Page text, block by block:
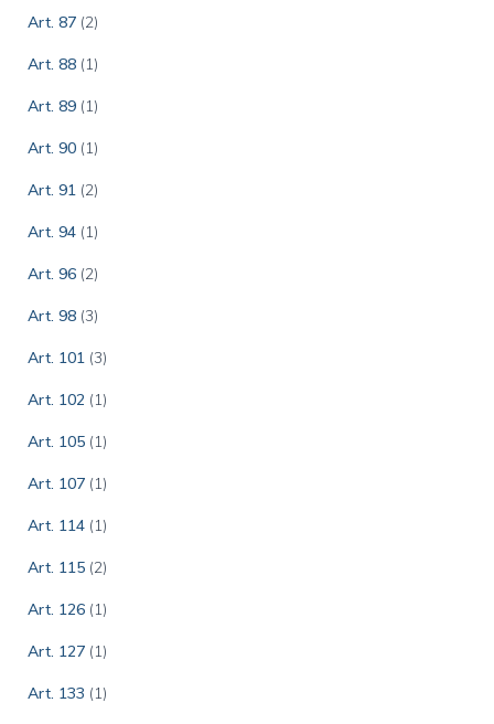
Art. 87 (2)
Art. 88 (1)
Art. 89 (1)
Art. 90 (1)
Art. 91 (2)
Art. 94 (1)
Art. 96 (2)
Art. 98 (3)
Art. 101 (3)
Art. 102 (1)
Art. 105 (1)
Art. 107 (1)
Art. 114 (1)
Art. 115 (2)
Art. 126 (1)
Art. 127 (1)
Art. 133 (1)